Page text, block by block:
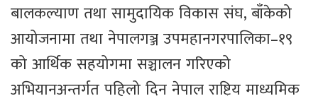
बालकल्याण तथा सामुदायिक विकास संघ, बाँकेको
आयोजनामा तथा नेपालगञ्ज उपमहानगरपालिका–१९
को आर्थिक सहयोगमा सञ्चालन गरिएको
अभियानअन्तर्गत पहिलो दिन नेपाल राष्ट्रिय माध्यमिक